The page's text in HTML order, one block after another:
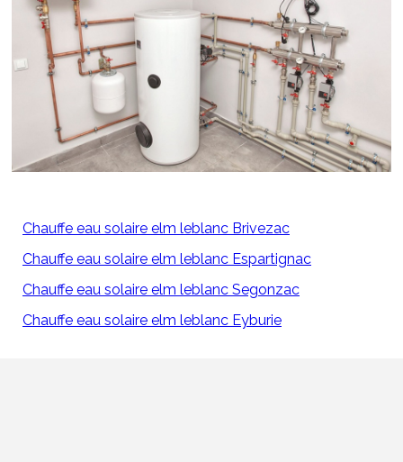
Chauffe eau solaire elm leblanc Brivezac
Chauffe eau solaire elm leblanc Espartignac
Chauffe eau solaire elm leblanc Segonzac
Chauffe eau solaire elm leblanc Eyburie